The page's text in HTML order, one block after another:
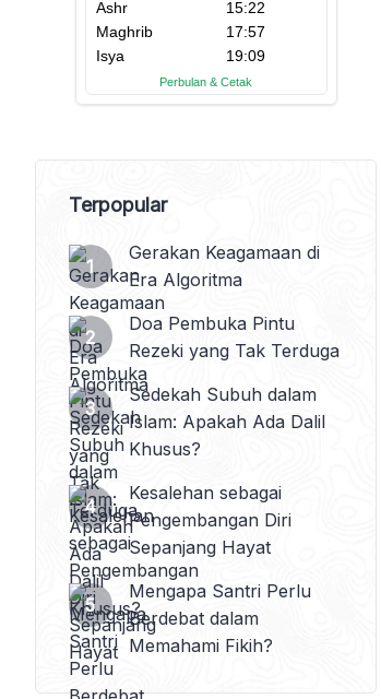
Terpopular
Gerakan Keagamaan di
Era Algoritma
Doa Pembuka Pintu
Rezeki yang Tak Terduga
Sedekah Subuh dalam
Islam: Apakah Ada Dalil
Khusus?
Kesalehan sebagai
Pengembangan Diri
Sepanjang Hayat
Mengapa Santri Perlu
Berdebat dalam
Memahami Fikih?